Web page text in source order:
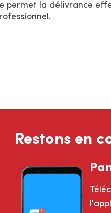
la délivrance
Restons en